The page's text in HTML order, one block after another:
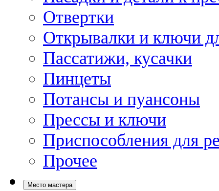
Отвертки
Открывалки и ключи
Пассатижи, кусачки
Пинцеты
Потансы и пуансоны
Прессы и ключи
Приспособления для
Прочее
Место мастера